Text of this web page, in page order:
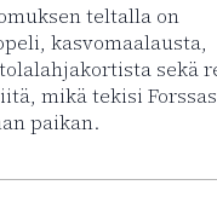
teltalla on
kasvomaalausta,
sekä
mikä tekisi
paikan.
Forssan